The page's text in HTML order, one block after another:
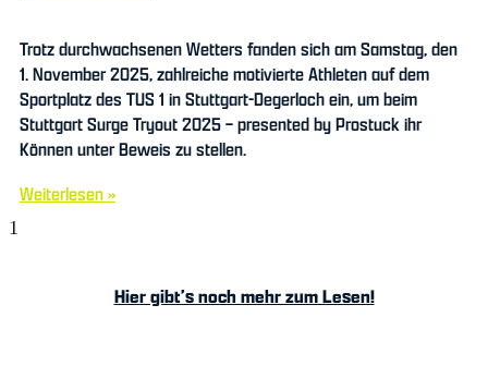
Trotz durchwachsenen Wetters fanden sich am Samstag, den
1. November 2025, zahlreiche motivierte Athleten auf dem
Sportplatz des TUS 1 in Stuttgart-Degerloch ein, um beim
Stuttgart Surge Tryout 2025 – presented by Prostuck ihr
Können unter Beweis zu stellen.
Weiterlesen »
Hier gibt’s noch mehr zum Lesen!